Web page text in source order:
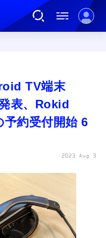
ト
ア
TV端末
表、Rokid
約受付開始 6
2023 Aug 3